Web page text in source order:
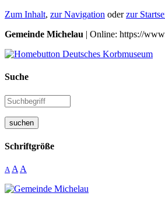
Zum Inhalt, zur Navigation oderzur
Gemeinde Michelau | Online: https://
Suche
suchen
Schriftgröße
A A A